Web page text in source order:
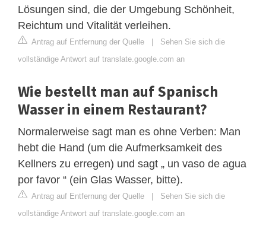
Lösungen sind, die der Umgebung Schönheit,
Reichtum und Vitalität verleihen.
Antrag auf Entfernung der Quelle | Sehen Sie sich die
vollständige Antwort auf translate.google.com an
Wie bestellt man auf Spanisch
Wasser in einem Restaurant?
Normalerweise sagt man es ohne Verben: Man
hebt die Hand (um die Aufmerksamkeit des
Kellners zu erregen) und sagt „ un vaso de agua
por favor “ (ein Glas Wasser, bitte).
Antrag auf Entfernung der Quelle | Sehen Sie sich die
vollständige Antwort auf translate.google.com an